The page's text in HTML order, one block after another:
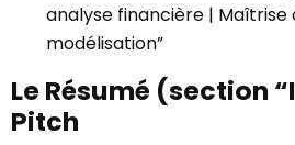
analyse financière | Maîtrise
modélisation”
Le Résumé (section
Pitch